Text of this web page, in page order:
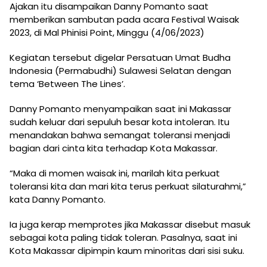
Ajakan itu disampaikan Danny Pomanto saat
memberikan sambutan pada acara Festival Waisak
2023, di Mal Phinisi Point, Minggu (4/06/2023)
Kegiatan tersebut digelar Persatuan Umat Budha
Indonesia (Permabudhi) Sulawesi Selatan dengan
tema ‘Between The Lines’.
Danny Pomanto menyampaikan saat ini Makassar
sudah keluar dari sepuluh besar kota intoleran. Itu
menandakan bahwa semangat toleransi menjadi
bagian dari cinta kita terhadap Kota Makassar.
“Maka di momen waisak ini, marilah kita perkuat
toleransi kita dan mari kita terus perkuat silaturahmi,”
kata Danny Pomanto.
Ia juga kerap memprotes jika Makassar disebut masuk
sebagai kota paling tidak toleran. Pasalnya, saat ini
Kota Makassar dipimpin kaum minoritas dari sisi suku.